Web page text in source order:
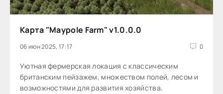
Карта "Maypole Farm" v1.0.0.0
06 июн 2025, 17:17 0
Уютная фермерская локация с классическим
британским пейзажем, множеством полей, лесом и
возможностями для развития хозяйства.